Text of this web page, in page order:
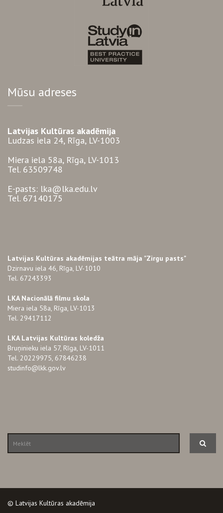
Mūsu adreses
Latvijas Kultūras akadēmija
Ludzas iela 24, Rīga, LV-1003
Miera iela 58a, Rīga, LV-1013
Tel. 63509748
E-pasts: lka@lka.edu.lv
Tel. 67140175
Latvijas Kultūras akadēmijas teātra māja "Zirgu pasts"
Dzirnavu iela 46, Rīga, LV-1010
Tel. 67243393
LKA Nacionālā filmu skola
Miera iela 58a, Rīga, LV-1013
Tel. 29417112
LKA Latvijas Kultūras koledža
Bruņinieku iela 57, Rīga, LV-1011
Tel. 20229975, 67846238
studinfo@lkk.gov.lv
© Latvijas Kultūras akadēmija